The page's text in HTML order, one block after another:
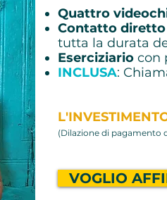
Quattro
Contatto
tutta la durata
Eserciziario con
INCLUSA:
(Dilazione di pagamento
VOGLIO